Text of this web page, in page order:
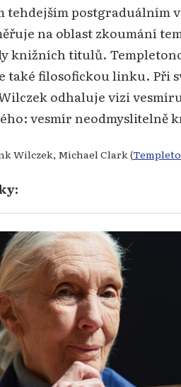
tehdejším postgraduálním
na oblast zkoumání
knižních titulů.
filosofickou linku. Při
odhaluje vizi
vesmír neodmyslitelně
Wilczek, Michael Clark (